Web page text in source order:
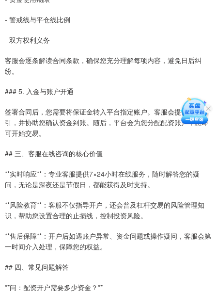
- 警戒线与平仓线比例
- 双方权利义务
客服会逐条解读合同条款，确保您充分理解每项内容，避免日后纠
纷。
### 5. 入金与账户开通
签署合同后，您需要将保证金转入平台指定账户。客服会提供转账指
引，并协助您确认资金到账。随后，平台会为您分配配资账户，您即
可开始交易。
## 三、客服在线咨询的核心价值
**实时响应**：专业客服提供7×24小时在线服务，随时解答您的疑
问，无论是深夜还是节假日，都能获得及时支持。
**风险教育**：客服不仅指导开户，还会普及杠杆交易的风险管理知
识，帮助您设置合理的止损线，控制投资风险。
**售后保障**：开户后如遇账户异常、资金问题或操作疑问，客服会第
一时间介入处理，保障您的权益。
## 四、常见问题解答
**问：配资开户需要多少资金？**